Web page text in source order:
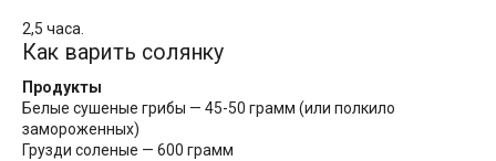
2,5 часа.
Как варить солянку
Продукты
Белые сушеные грибы — 45-50 грамм (или полкило
замороженных)
Грузди соленые — 600 грамм